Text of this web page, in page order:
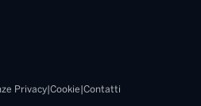
Privacy| Cookie Contatti